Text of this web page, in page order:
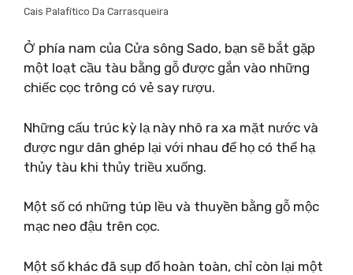
Cais Palafítico Da Carrasqueira
Ở phía nam của Cửa sông Sado, bạn sẽ bắt gặp
một loạt cầu tàu bằng gỗ được gắn vào những
chiếc cọc trông có vẻ say rượu.
Những cấu trúc kỳ lạ này nhô ra xa mặt nước và
được ngư dân ghép lại với nhau để họ có thể hạ
thủy tàu khi thủy triều xuống.
Một số có những túp lều và thuyền bằng gỗ mộc
mạc neo đậu trên cọc.
Một số khác đã sụp đổ hoàn toàn, chỉ còn lại một